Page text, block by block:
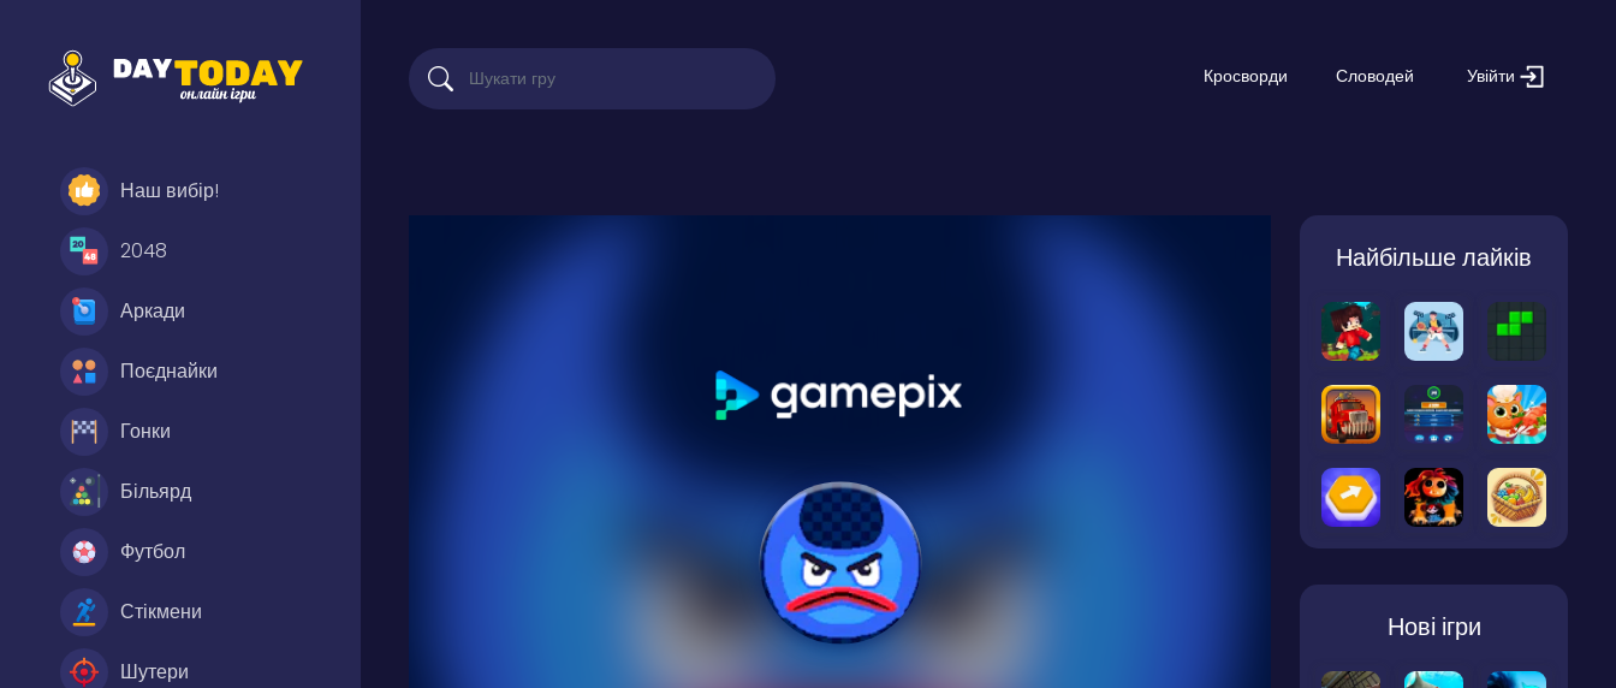
Наш вибір!
2048
Аркади
Поєднайки
Гонки
Більярд
Футбол
Стікмени
Шутери
Кросворди Словодей Увійти
Найбільше лайків
Нові ігри